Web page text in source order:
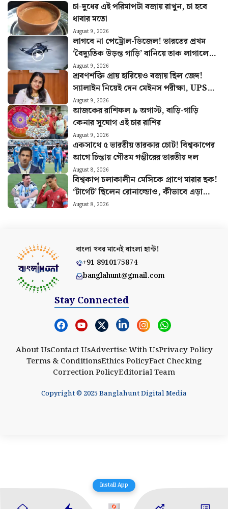
চা-দুধের এই পরিমাপটা বজায় রাখুন, চা হবে
ধাবার মতো
August 9, 2026
লাগবে না পেট্রোল-ডিজেল! ভারতের প্রথম
‘বৈদ্যুতিক উড়ন্ত গাড়ি’ বানিয়ে তাক লাগালেন
উত্তরাখণ্ডের রবি
August 9, 2026
শ্রবণশক্তি প্রায় হারিয়েও বজায় ছিল জেদ!
স্যালাইন নিয়েই দেন মেইনস পরীক্ষা, UPSC-
তে বাজিমাত সৌম্যার
August 9, 2026
আজকের রাশিফল ৯ অগাস্ট, বাড়ি-গাড়ি
কেনার সুযোগ এই চার রাশির
August 9, 2026
একসাথে ৫ ভারতীয় তারকার চোট! বিশ্বকাপের
আগে চিন্তায় গৌতম গম্ভীরের ভারতীয় দল
August 8, 2026
বিশ্বকাপ চলাকালীন মেসিকে প্রাণে মারার ছক!
‘টার্গেট’ ছিলেন রোনাল্ডোও, কীভাবে এড়ানো
গেল হামলা?
August 8, 2026
বাংলা খবর মানেইবাংলা হান্ট!
+91 8910175874
banglahunt@gmail.com
Stay Connected
About UsContact UsAdvertise With UsPrivacy Policy
Terms & ConditionsEthics PolicyFact Checking
Correction PolicyEditorial Team
Copyright © 2025 Banglahunt Digital Media
Install App